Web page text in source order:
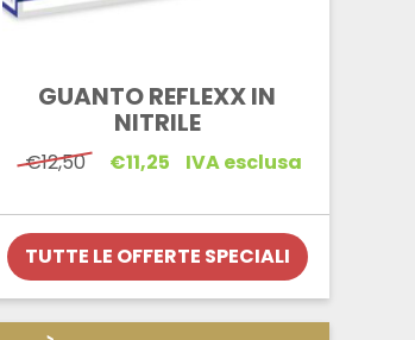
GUANTO REFLEXX IN
NITRILE
€12,50 Il
era:
€12,50.
€11,25
Il
è:
€11,25.
IVA esclusa
TUTTE LE OFFERTE SPECIALI